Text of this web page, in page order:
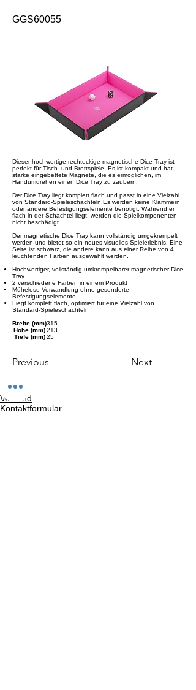
GGS60055
Dieser hochwertige rechteckige magnetische Dice Tray ist
perfekt für Tisch- und Brettspiele. Es ist kompakt und hat
starke eingebettete Magnete, die es ermöglichen, im
Handumdrehen einen Dice Tray zu zaubern.
Der Dice Tray liegt komplett flach und passt in eine Vielzahl
von Standard-Spieleschachteln.Es werden keine Klammern
oder andere Befestigungselemente benötigt: Während er
flach in der Schachtel liegt, werden die Spielkomponenten
nicht beschädigt.
Der magnetische Dice Tray kann vollständig umgekrempelt
werden und bietet so ein neues visuelles Spielerlebnis. Eine
Seite ist schwarz, die andere kann aus einer Reihe von 4
leuchtenden Farben ausgewählt werden.
Hochwertiger, vollständig umkrempelbarer magnetischer Dice
Tray
2 verschiedene Farben in einem Produkt
Mühelose Verwandlung ohne gesonderte
Befestigungselemente
Liegt komplett flach, optimiert für eine Vielzahl von
Standard-Spieleschachteln
Breite (mm)315
Höhe (mm)213
Tiefe (mm) 25
Previous Next
Versand
Kontaktformular